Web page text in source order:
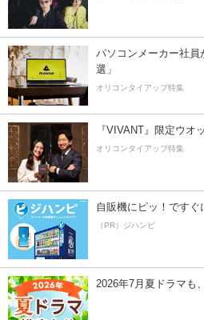
パソコンメーカー社員
選」
オリコンタイアップ特集
『VIVANT』限定ウオ
オリコンタイアップ特集
自販機にピッ！ですぐ
（PR）ジハンピ
2026年7月夏ドラマも